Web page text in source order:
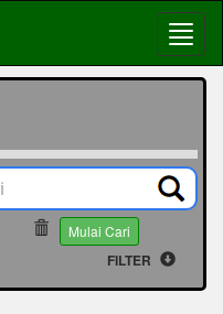
Mulai Cari
FILTER